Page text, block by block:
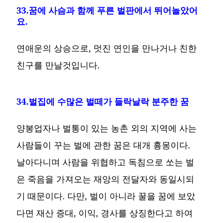
33.꿈에 사슴과 함께 푸른 벌판에서 뛰어놀았어
요.
연애운의 상승으로, 멋진 연인을 만나거나 친한
친구를 만날것입니다.
34.벌집에 수많은 벌떼가 들락날락 분주한 꿈
양봉업자나 벌통이 있는 농촌 외의 지역에 사는
사람들이 꾸는 벌에 관한 꿈은 대개 흉몽이다.
날아다니며 사람을 위협하고 독침으로 쏘는 벌
은 죽음을 가져오는 재앙의 전달자와 동일시되
기 때문이다. 다만, 벌이 아니라 꿀을 꿈에 보았
다면 재산 증대, 이익, 경사를 상징한다고 하여